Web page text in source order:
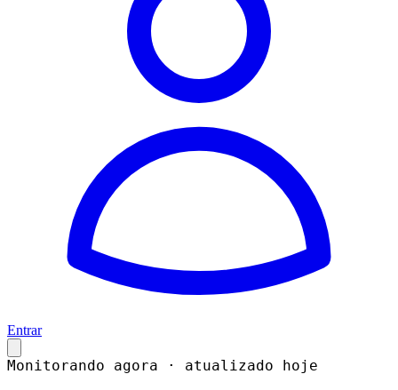
Entrar
Monitorando agora · atualizado hoje